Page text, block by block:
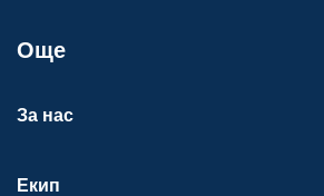
Още
За нас
Екип